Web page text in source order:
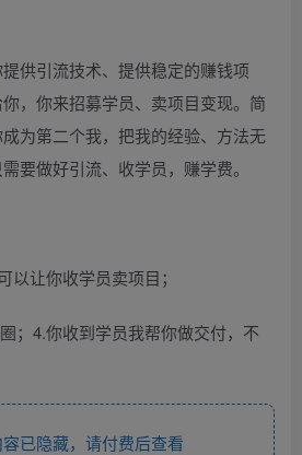
供引流技术、提供稳定的赚钱项
，你来招募学员、卖项目变现。简
为第二个我，把我的经验、方法无
要做好引流、收学员，赚学费。
以让你收学员卖项目；
；4.你收到学员我帮你做交付，不
已隐藏，请付费后查看